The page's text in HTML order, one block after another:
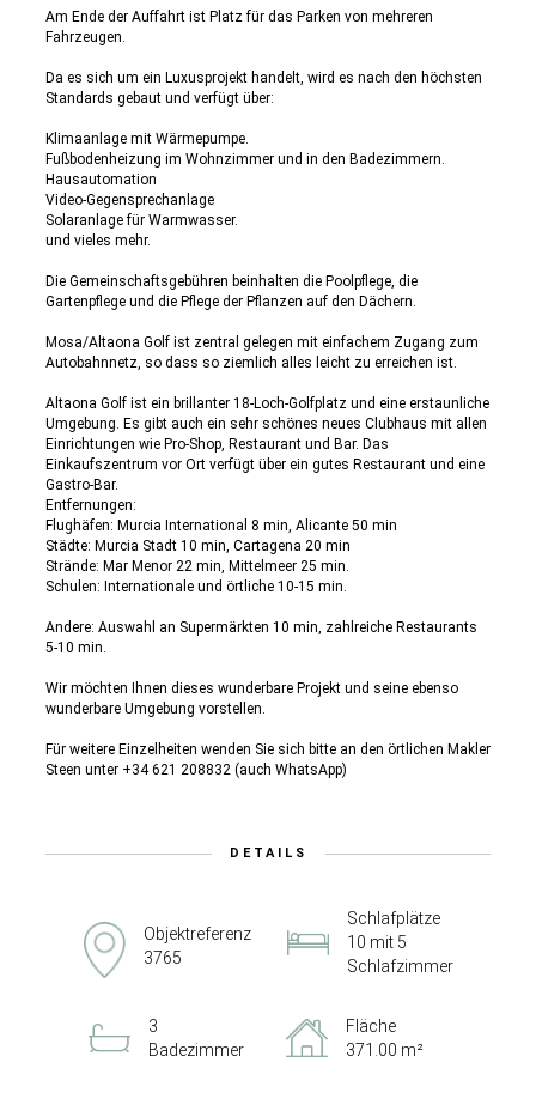
Am Ende der Auffahrt ist Platz für das Parken von mehreren
Fahrzeugen.
Da es sich um ein Luxusprojekt handelt, wird es nach den höchsten
Standards gebaut und verfügt über:
Klimaanlage mit Wärmepumpe.
Fußbodenheizung im Wohnzimmer und in den Badezimmern.
Hausautomation
Video-Gegensprechanlage
Solaranlage für Warmwasser.
und vieles mehr.
Die Gemeinschaftsgebühren beinhalten die Poolpflege, die
Gartenpflege und die Pflege der Pflanzen auf den Dächern.
Mosa/Altaona Golf ist zentral gelegen mit einfachem Zugang zum
Autobahnnetz, so dass so ziemlich alles leicht zu erreichen ist.
Altaona Golf ist ein brillanter 18-Loch-Golfplatz und eine erstaunliche
Umgebung. Es gibt auch ein sehr schönes neues Clubhaus mit allen
Einrichtungen wie Pro-Shop, Restaurant und Bar. Das
Einkaufszentrum vor Ort verfügt über ein gutes Restaurant und eine
Gastro-Bar.
Entfernungen:
Flughäfen: Murcia International 8 min, Alicante 50 min
Städte: Murcia Stadt 10 min, Cartagena 20 min
Strände: Mar Menor 22 min, Mittelmeer 25 min.
Schulen: Internationale und örtliche 10-15 min.
Andere: Auswahl an Supermärkten 10 min, zahlreiche Restaurants
5-10 min.
Wir möchten Ihnen dieses wunderbare Projekt und seine ebenso
wunderbare Umgebung vorstellen.
Für weitere Einzelheiten wenden Sie sich bitte an den örtlichen Makler
Steen unter +34 621 208832 (auch WhatsApp)
DETAILS
Objektreferenz
3765
Schlafplätze
10 mit 5
Schlafzimmer
3
Badezimmer
Fläche
371.00 m²